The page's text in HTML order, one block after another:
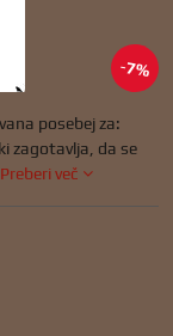
7%
posebej za:
zagotavlja, da se
Preberi več